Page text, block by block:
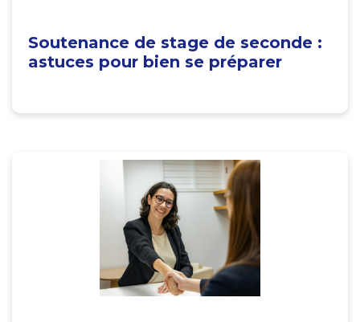
Soutenance de stage de seconde :
astuces pour bien se préparer